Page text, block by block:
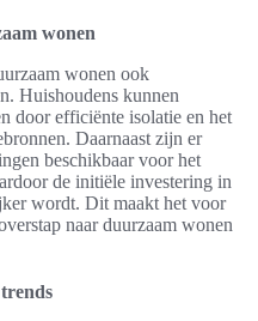
wonen
wonen ook
Huishoudens kunnen
door efficiënte isolatie en het
Daarnaast zijn er
beschikbaar voor het
de initiële investering in
wordt. Dit maakt het voor
naar duurzaam wonen